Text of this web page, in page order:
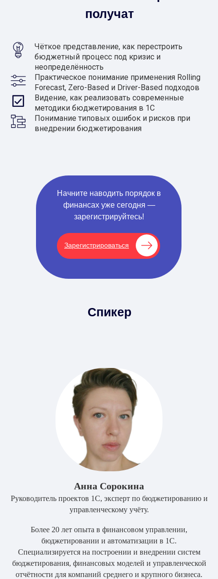
получат
Чёткое представление, как перестроить
бюджетный процесс под кризис и
неопределённость
Практическое понимание применения Rolling
Forecast, Zero-Based и Driver-Based подходов
Видение, как реализовать современные
методики бюджетирования в 1С
Понимание типовых ошибок и рисков при
внедрении бюджетирования
Зарегистрироваться
Начните наводить порядок в
финансах уже сегодня —
зарегистрируйтесь!
Спикер
Анна Сорокина
Руководитель проектов 1С, эксперт по бюджетированию и
управленческому учёту.
Более 20 лет опыта в финансовом управлении,
бюджетировании и автоматизации в 1С.
Специализируется на построении и внедрении систем
бюджетирования, финансовых моделей и управленческой
отчётности для компаний среднего и крупного бизнеса.